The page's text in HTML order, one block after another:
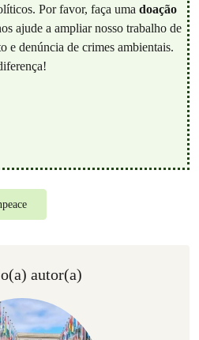
Por favor, faça uma doação
ajude a ampliar nosso trabalho de
e denúncia de crimes ambientais.
autor(a)